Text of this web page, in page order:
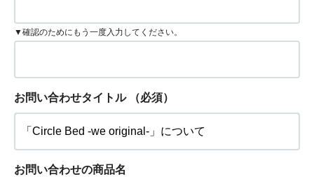
▼確認のためにもう一度入力してください。
お問い合わせタイトル （必須）
お問い合わせの商品名